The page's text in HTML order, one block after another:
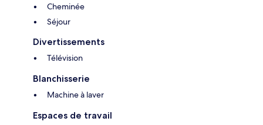
Cheminée
Séjour
Divertissements
Télévision
Blanchisserie
Machine à laver
Espaces de travail